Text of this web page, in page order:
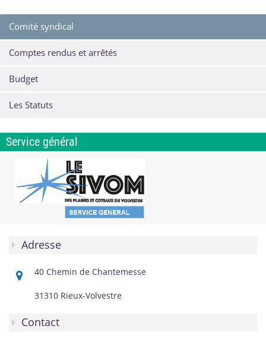
Comité syndical
Comptes rendus et arrêtés
Budget
Les Statuts
Service général
Adresse
40 Chemin de Chantemesse
31310 Rieux-Volvestre
Contact